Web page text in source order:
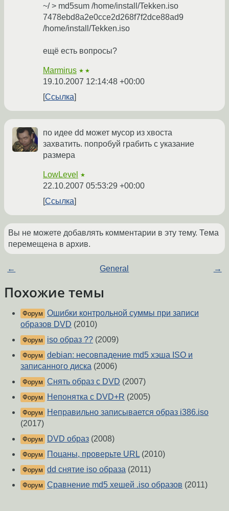
~/ > md5sum /home/install/Tekken.iso
7478ebd8a2e0cce2d268f7f2dce88ad9
/home/install/Tekken.iso
ещё есть вопросы?
Marmirus ★★
19.10.2007 12:14:48 +00:00
Ссылка
по идее dd может мусор из хвоста
захватить. попробуй грабить с указание
размера
LowLevel ★
22.10.2007 05:53:29 +00:00
Ссылка
Вы не можете добавлять комментарии в эту тему. Тема
перемещена в архив.
← General →
Похожие темы
Форум Ошибки контрольной суммы при записи
образов DVD (2010)
Форум iso образ ?? (2009)
Форум debian: несовпадение md5 хэша ISO и
записанного диска (2006)
Форум Снять образ с DVD (2007)
Форум Непонятка с DVD+R (2005)
Форум
Неправильно записывается образ i386.iso
(2017)
Форум DVD образ (2008)
Форум Поцаны, проверьте URL (2010)
Форум dd снятие iso образа (2011)
Форум Сравнение md5 хешей .iso образов (2011)